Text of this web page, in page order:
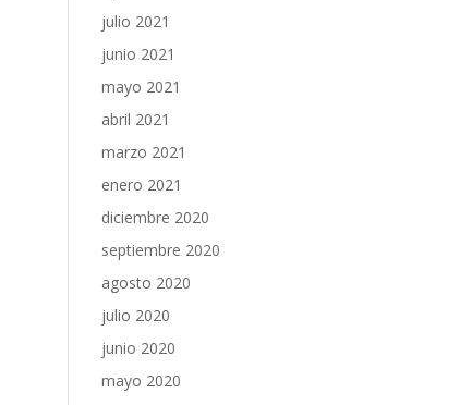
julio 2021
junio 2021
mayo 2021
abril 2021
marzo 2021
enero 2021
diciembre 2020
septiembre 2020
agosto 2020
julio 2020
junio 2020
mayo 2020